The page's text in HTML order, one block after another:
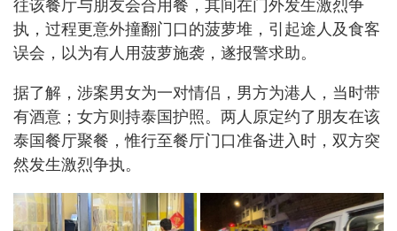
往该餐厅与朋友会合用餐，其间在门外发生激烈争
执，过程更意外撞翻门口的菠萝堆，引起途人及食客
误会，以为有人用菠萝施袭，遂报警求助。
据了解，涉案男女为一对情侣，男方为港人，当时带
有酒意；女方则持泰国护照。两人原定约了朋友在该
泰国餐厅聚餐，惟行至餐厅门口准备进入时，双方突
然发生激烈争执。